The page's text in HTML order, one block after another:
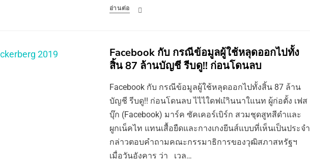
อ่านต่อ
Facebook กับ กรณีข้อมูลผู้ใช้หลุดออกไปทั้ง
สิ้น 87 ล้านบัญชี รีบดู!! ก่อนโดนลบ
Facebook กับ กรณีข้อมูลผู้ใช้หลุดออกไปทั้งสิ้น 87 ล้าน
บัญชี รีบดู!! ก่อนโดนลบ ไไไใดฟแำินนาใแนท ผู้ก่อตั้ง เฟส
บุ๊ก (Facebook) มาร์ค ซัคเคอร์เบิร์ก สวมชุดสูทสีดำและ
ผูกเน็คไท แทนเสื้อยืดและกางเกงยีนส์แบบที่เห็นเป็นประจำ
กล่าวตอบคำถามคณะกรรมาธิการของวุฒิสภาสหรัฐฯ
เมื่อวันอังคาร ว่า เวล…